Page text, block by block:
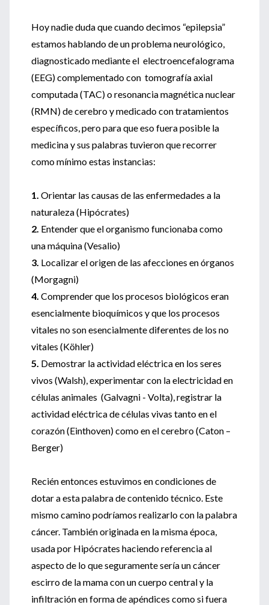
Hoy nadie duda que cuando decimos “epilepsia”
estamos hablando de un problema neurológico,
diagnosticado mediante el electroencefalograma
(EEG) complementado con tomografía axial
computada (TAC) o resonancia magnética nuclear
(RMN) de cerebro y medicado con tratamientos
específicos, pero para que eso fuera posible la
medicina y sus palabras tuvieron que recorrer
como mínimo estas instancias:
1. Orientar las causas de las enfermedades a la
naturaleza (Hipócrates)
2. Entender que el organismo funcionaba como
una máquina (Vesalio)
3. Localizar el origen de las afecciones en órganos
(Morgagni)
4. Comprender que los procesos biológicos eran
esencialmente bioquímicos y que los procesos
vitales no son esencialmente diferentes de los no
vitales (Köhler)
5. Demostrar la actividad eléctrica en los seres
vivos (Walsh), experimentar con la electricidad en
células animales (Galvagni - Volta), registrar la
actividad eléctrica de células vivas tanto en el
corazón (Einthoven) como en el cerebro (Caton –
Berger)
Recién entonces estuvimos en condiciones de
dotar a esta palabra de contenido técnico. Este
mismo camino podríamos realizarlo con la palabra
cáncer. También originada en la misma época,
usada por Hipócrates haciendo referencia al
aspecto de lo que seguramente sería un cáncer
escirro de la mama con un cuerpo central y la
infiltración en forma de apéndices como si fuera